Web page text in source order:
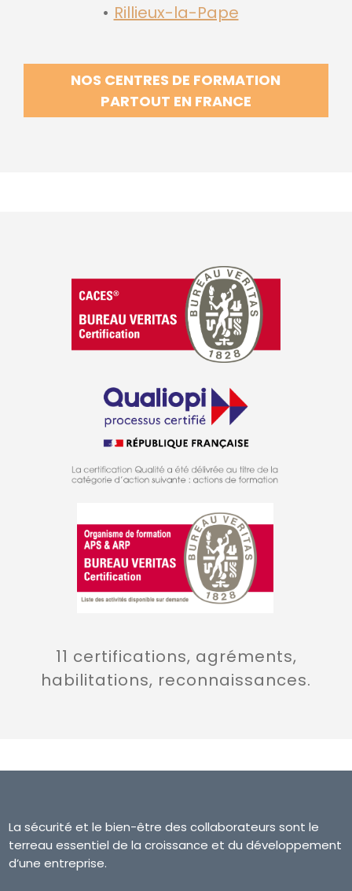
Rillieux-la-Pape
NOS CENTRES DE FORMATION
PARTOUT EN FRANCE
11 certifications, agréments,
habilitations, reconnaissances.
La sécurité et le bien-être des collaborateurs sont le
terreau essentiel de la croissance et du développement
d’une entreprise.